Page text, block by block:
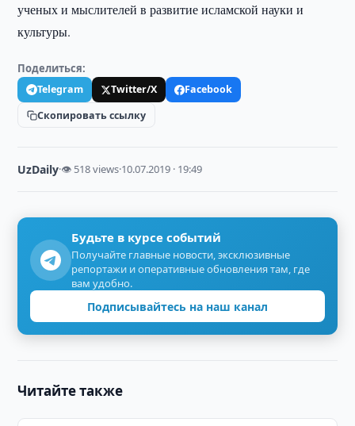
ученых и мыслителей в развитие исламской науки и
культуры.
Поделиться:
Telegram Twitter/X
Facebook
Скопировать ссылку
UzDaily·👁 518 views·10.07.2019 · 19:49
Будьте в курсе событий
Получайте главные новости, эксклюзивные
репортажи и оперативные обновления там, где
вам удобно.
Подписывайтесь на наш канал
Читайте также